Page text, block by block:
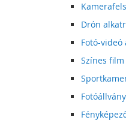
Drón
Fotó-videó
Színes film